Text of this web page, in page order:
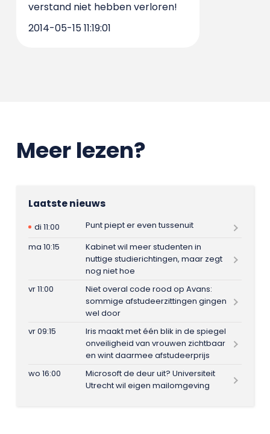
verstand niet hebben verloren!
2014-05-15 11:19:01
Meer lezen?
Laatste nieuws
di 11:00
Punt piept er even tussenuit
ma 10:15
Kabinet wil meer studenten in
nuttige studierichtingen, maar zegt
nog niet hoe
vr 11:00
Niet overal code rood op Avans:
sommige afstudeerzittingen gingen
wel door
vr 09:15
Iris maakt met één blik in de spiegel
onveiligheid van vrouwen zichtbaar
en wint daarmee afstudeerprijs
wo 16:00
Microsoft de deur uit? Universiteit
Utrecht wil eigen mailomgeving